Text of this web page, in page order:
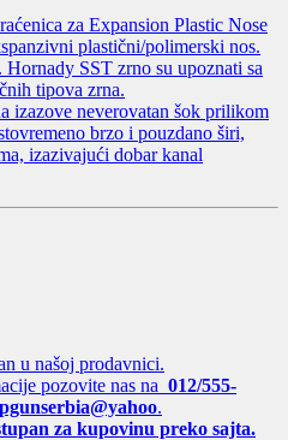
za Expansion Plastic Nose
plastični/polimerski nos.
SST zrno su upoznati sa
tipova zrna.
izazove neverovatan šok prilikom
brzo i pouzdano širi,
izazivajući dobar kanal
u našoj prodavnici.
pozovite nas na 012/555-
.
za kupovinu preko sajta.